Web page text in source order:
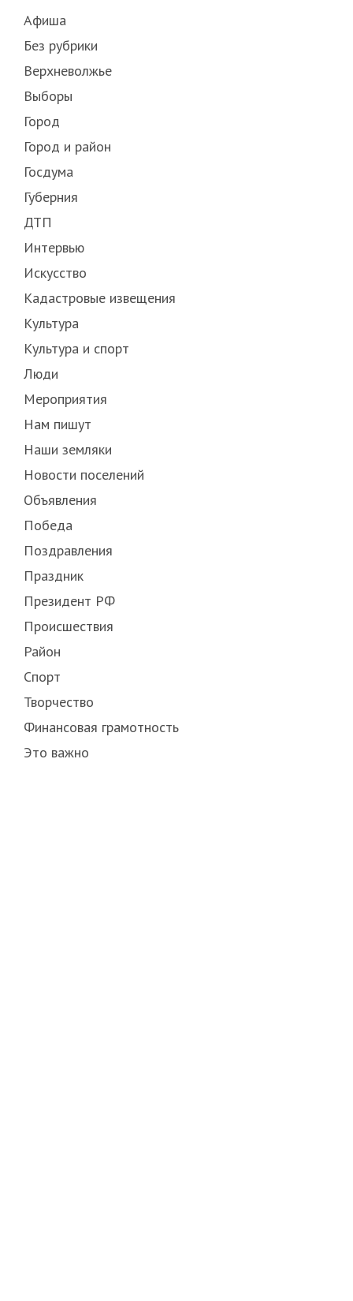
Афиша
Без рубрики
Верхневолжье
Выборы
Город
Город и район
Госдума
Губерния
ДТП
Интервью
Искусство
Кадастровые извещения
Культура
Культура и спорт
Люди
Мероприятия
Нам пишут
Наши земляки
Новости поселений
Объявления
Победа
Поздравления
Праздник
Президент РФ
Происшествия
Район
Спорт
Творчество
Финансовая грамотность
Это важно